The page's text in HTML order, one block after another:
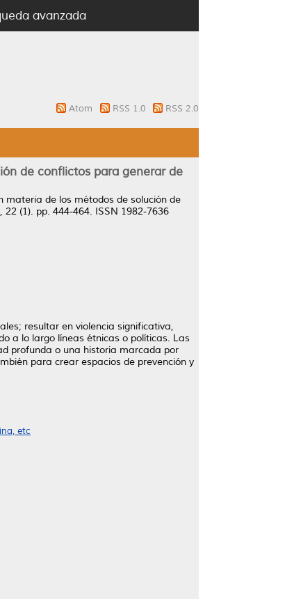
avanzada
Atom RSS 1.0 RSS 2.0
de conflictos para generar de
de los métodos de solución de
(1). pp. 444-464. ISSN 1982-7636
resultar en violencia significativa,
a lo largo líneas étnicas o políticas. Las
profunda o una historia marcada por
para crear espacios de prevención y
etc